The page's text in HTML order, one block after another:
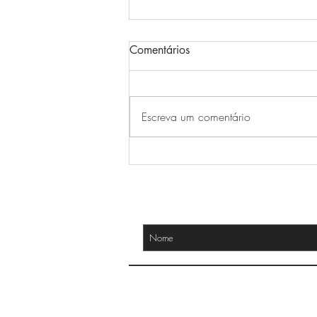
Comentários
Escreva um comentário